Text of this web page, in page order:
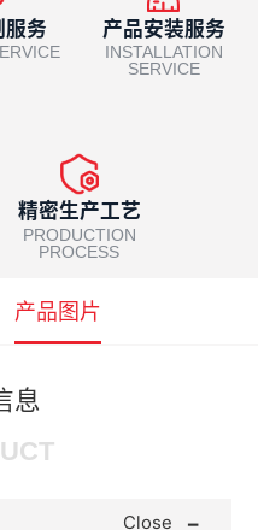
服务 产品安装服务
INSTALLATION
SERVICE
精密生产工艺
PRODUCTION
PROCESS
产品图片
息
Close